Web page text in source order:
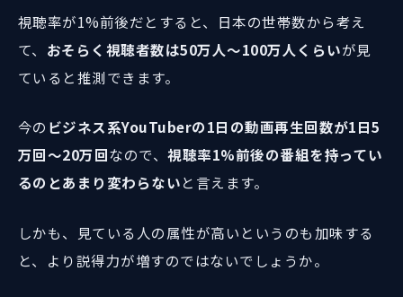
視聴率が1%前後だとすると、日本の世帯数から考え
て、 おそらく視聴者数は50万人〜100万人くらいが見
ていると推測できます。
今の ビジネス系YouTuberの1日の動画再生回数が1日5
万回〜20万回なので、視聴率1%前後の番組を持ってい
るのとあまり変わらないと言えます。
しかも、見ている人の属性が高いというのも加味する
と、より説得力が増すのではないでしょうか。